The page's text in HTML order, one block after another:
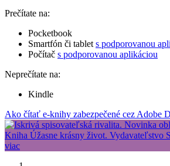
Prečítate na:
Pocketbook
Smartfón či tablet s podporovanou
Počítač s podporovanou aplikáciou
Neprečítate na:
Kindle
Ako čítať e-knihy zabezpečené cez Adobe